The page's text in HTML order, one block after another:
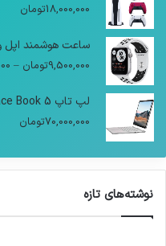
18,000,000تومان
ساعت هوشمند اپل
9,500,000تومان –
لپ تاپ Surface Book 5
70,000,000تومان
نوشته‌های تازه